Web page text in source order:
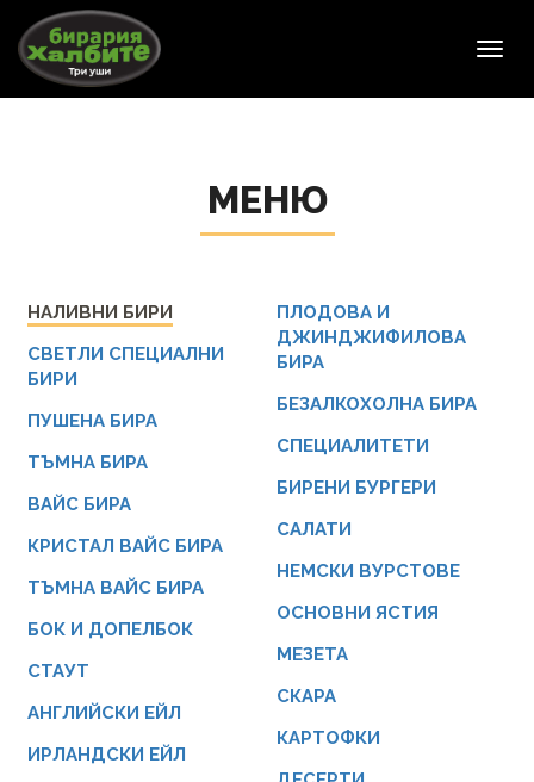
МЕНЮ
НАЛИВНИ БИРИ
СВЕТЛИ СПЕЦИАЛНИ
БИРИ
ПУШЕНА БИРА
ТЪМНА БИРА
ВАЙС БИРА
КРИСТАЛ ВАЙС БИРА
ТЪМНА ВАЙС БИРА
БОК И ДОПЕЛБОК
СТАУТ
АНГЛИЙСКИ ЕЙЛ
ИРЛАНДСКИ ЕЙЛ
ПЛОДОВА И
ДЖИНДЖИФИЛОВА
БИРА
БЕЗАЛКОХОЛНА БИРА
СПЕЦИАЛИТЕТИ
БИРЕНИ БУРГЕРИ
САЛАТИ
НЕМСКИ ВУРСТОВЕ
ОСНОВНИ ЯСТИЯ
МЕЗЕТА
СКАРА
КАРТОФКИ